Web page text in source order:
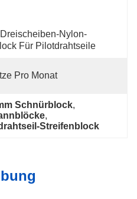
Nylon-
Für Pilotdrahtseile
Pro Monat
Schnürblock,
,
Streifenblock